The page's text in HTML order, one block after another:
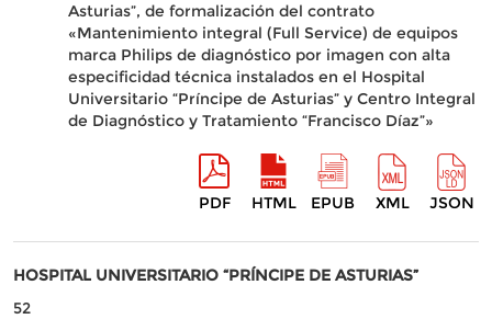
Asturias”, de formalización del contrato
«Mantenimiento integral (Full Service) de equipos
marca Philips de diagnóstico por imagen con alta
especificidad técnica instalados en el Hospital
Universitario “Príncipe de Asturias” y Centro Integral
de Diagnóstico y Tratamiento “Francisco Díaz”»
PDF HTML EPUB XML JSON
HOSPITAL UNIVERSITARIO “PRÍNCIPE DE ASTURIAS”
52